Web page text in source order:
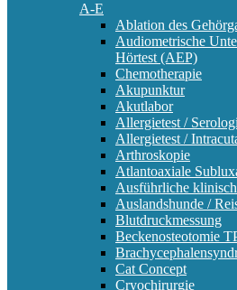
A-E
Ablation des
Audiometrische
Hörtest (AEP)
Chemotherapie
Akupunktur
Akutlabor
Allergietest /
Allergietest /
Arthroskopie
Atlantoaxiale
Ausführliche
Auslandshunde /
Blutdruckmessung
Beckenosteotomie
Cat Concept
Cryochirurgie